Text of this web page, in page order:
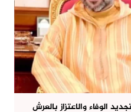
الوفاء والاعتزاز بالعرش